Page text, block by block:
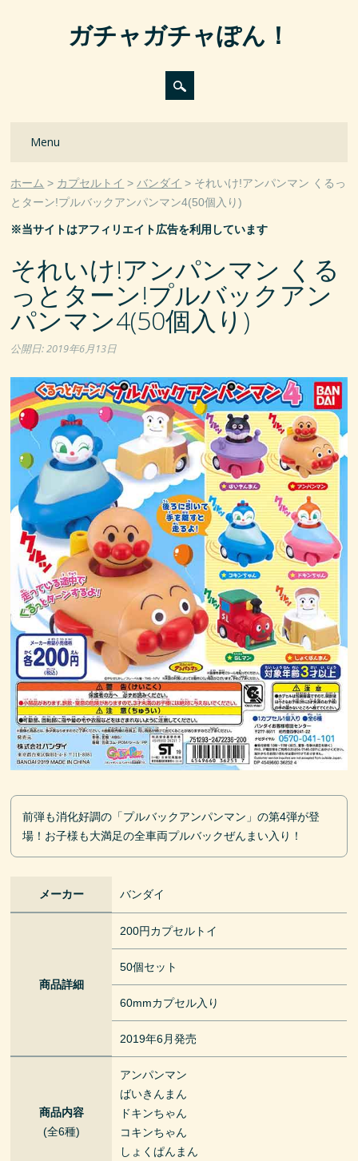
ガチャガチャぽん！
Main menu
Menu
ホーム カプセルトイ バンダイ
それいけ!アンパンマン くるっ
とターン!プルバックアンパンマン4(50個入り)
※当サイトはアフィリエイト広告を利用しています
それいけ!アンパンマン くる
っとターン!プルバックアン
パンマン4(50個入り)
公開日:2019年6月13日
前弾も消化好調の「プルバックアンパンマン」の第4弾が登
場！お子様も大満足の全車両プルバックぜんまい入り！
メーカー バンダイ
商品詳細
200円カプセルトイ
50個セット
60mmカプセル入り
2019年6月発売
商品内容
(全6種)
アンパンマン
ばいきんまん
ドキンちゃん
コキンちゃん
しょくぱんまん